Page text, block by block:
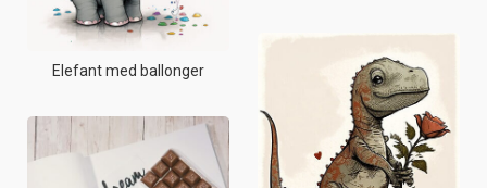
Elefant med ballonger